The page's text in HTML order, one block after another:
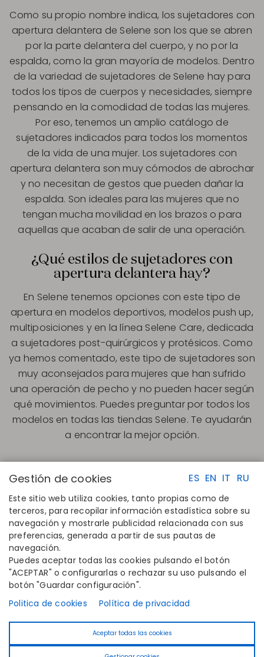
Como su propio nombre indica, los sujetadores con
apertura delantera de Selene son los que se abren
por la parte delantera del cuerpo, y no por la
espalda, como la gran mayoría de modelos. Dentro
de la variedad de sujetadores de Selene hay para
todos los tipos de cuerpos y necesidades, siempre
pensando en la comodidad de todas las mujeres.
Por eso, tenemos un amplio catálogo de
sujetadores indicados para todos los momentos
de la vida de una mujer. Los sujetadores con
apertura delantera son muy cómodos de abrochar
y no necesitan de gestos que pueden dañar la
espalda. Son ideales para las mujeres que no
tengan mucha movilidad en los brazos o para
aquellas que acaban de salir de una operación.
¿Qué estilos de sujetadores con
apertura delantera hay?
En Selene tenemos opciones con este tipo de
apertura en modelos deportivos, modelos push up,
multiposiciones y en la línea Selene Care, dedicada
a sujetadores post-quirúrgicos y protésicos. Como
ya hemos comentado, este tipo de sujetadores son
muy aconsejados para mujeres que han sufrido
una operación de pecho y no pueden hacer según
qué movimientos. Puedes preguntar por todos los
modelos en todas las tiendas Selene. Te ayudarán
a encontrar la mejor opción.
ES EN IT RU
Gestión de cookies
Este sitio web utiliza cookies, tanto propias como de
terceros, para recopilar información estadística sobre su
navegación y mostrarle publicidad relacionada con sus
preferencias, generada a partir de sus pautas de
navegación.
Puedes aceptar todas las cookies pulsando el botón
"ACEPTAR" o configurarlas o rechazar su uso pulsando el
botón "Guardar configuración".
Politica de cookies
Política de privacidad
Aceptar todas las cookies
ENLACES RAPIDOS
Calcula tu talla
Encuentra tu tienda
Únete al directorio
CONTACTO
Disintex 2021 SL
disintex@disintex.es
Conócenos
Blog
Facebook
Linkedin
Youtube
Pinterest